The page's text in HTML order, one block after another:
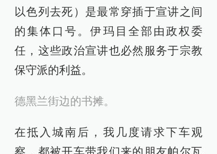
以色列去死）是最常穿插于宣讲之间
的集体口号。伊玛目全部由政权委
任，这些政治宣讲也必然服务于宗教
保守派的利益。
德黑兰街边的书摊。
在抵入城南后，我几度请求下车观